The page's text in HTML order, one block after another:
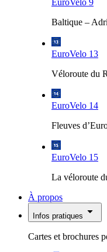
EuroVelo 9
Baltique –
EuroVelo 13
Véloroute du
EuroVelo 14
Fleuves
EuroVelo 15
La véloroute
À propos
Infos pratiques
Cartes et brochures